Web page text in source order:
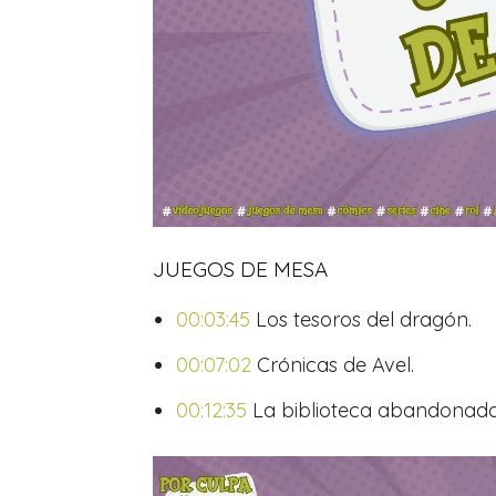
JUEGOS DE MESA
00:03:45 Los tesoros del dragón.
00:07:02 Crónicas de Avel.
00:12:35 La biblioteca